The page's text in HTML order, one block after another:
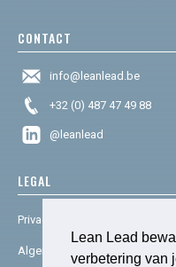
Lean Lead
verbetering van
CONTACT
info@leanlead.be
+32 (0) 487 47 49 88
@leanlead
LEGAL
Privacy & cookies
Algemene voorwaarden